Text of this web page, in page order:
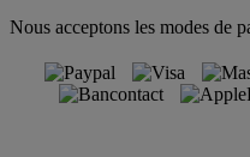
Nous acceptons les modes de